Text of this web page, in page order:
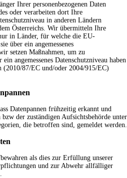
Ihrer personenbezogenen Daten
oder verarbeiten dort Ihre
in anderen Ländern
Österreichs. Wir übermitteln Ihre
in Länder, für welche die EU-
über ein angemessenes
setzen Maßnahmen, um zu
angemessenes Datenschutzniveau haben
(2010/87/EC und/oder 2004/915/EC)
Datenpannen frühzeitig erkannt und
der zuständigen Aufsichtsbehörde unter
die betroffen sind, gemeldet werden.
als dies zur Erfüllung unserer
und zur Abwehr allfälliger